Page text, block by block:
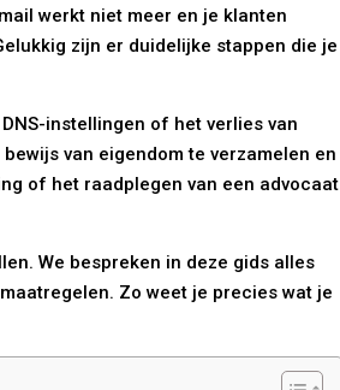
werkt niet meer en je klanten
zijn er duidelijke stappen die je
instellingen of het verlies van
van eigendom te verzamelen en
of het raadplegen van een advocaat
We bespreken in deze gids alles
Zo weet je precies wat je